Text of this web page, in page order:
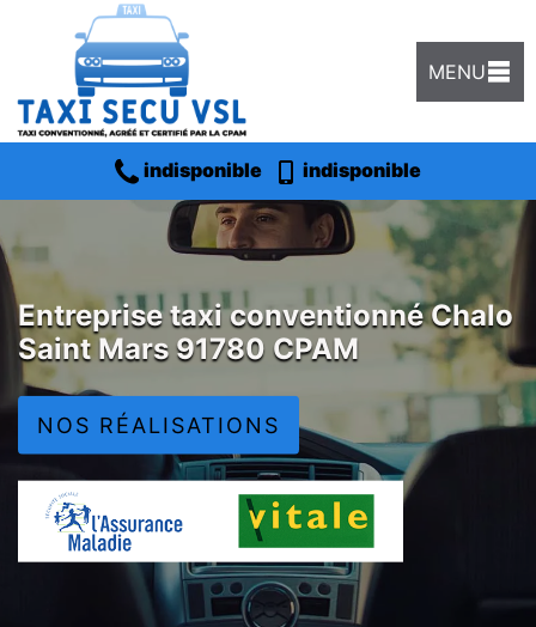
MENU
indisponible indisponible
Entreprise taxi conventionné Chalo
Saint Mars 91780 CPAM
NOS RÉALISATIONS